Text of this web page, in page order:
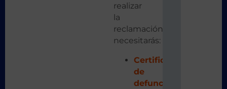
realizar
la
reclamación
necesitarás:
Certificado
de
defunción